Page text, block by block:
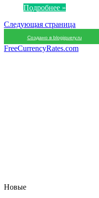
Подробнее »
Следующая страница
Создано в blogjquery.ru
FreeCurrencyRates.com
Новые